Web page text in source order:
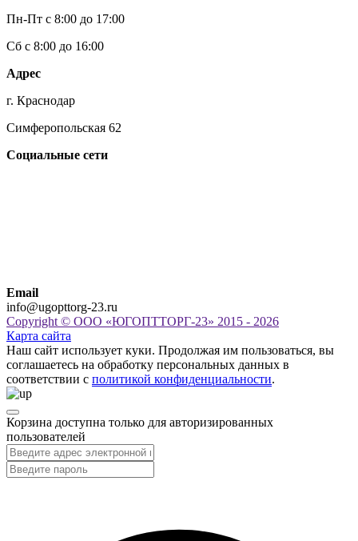
Пн-Пт с 8:00 до 17:00
Сб с 8:00 до 16:00
Адрес
г. Краснодар
Симферопольская 62
Социальные сети
Email
info@ugopttorg-23.ru
Copyright © ООО «ЮГОПТТОРГ-23» 2015 - 2026
Карта сайта
Наш сайт использует куки. Продолжая им пользоваться, вы
соглашаетесь на обработку персональных данных в
соответствии с политикой конфиденциальности.
Корзина доступна только для авторизированных
пользователей